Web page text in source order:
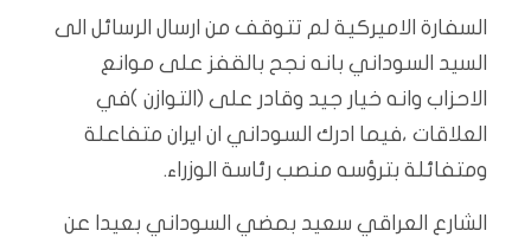
السفارة الاميركية لم تتوقف من ارسال الرسائل الى
السيد السوداني بانه نجح بالقفز على موانع
الاحزاب وانه خيار جيد وقادر على (التوازن )في
العلاقات ،فيما ادرك السوداني ان ايران متفاعلة
ومتفائلة بترؤسه منصب رئاسة الوزراء.
الشارع العراقي سعيد بمضي السوداني بعيدا عن